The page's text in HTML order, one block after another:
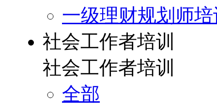
一级理财规划师
社会工作者培训
社会工作者培训
全部